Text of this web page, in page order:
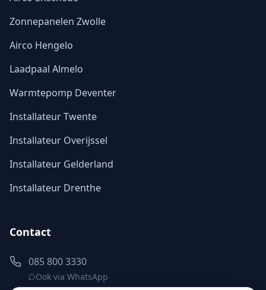
Zonnepanelen Zwolle
Airco Hengelo
Laadpaal Almelo
Warmtepomp Deventer
Installateur Twente
Installateur Overijssel
Installateur Gelderland
Installateur Drenthe
Contact
085 800 3330
Ook via WhatsApp